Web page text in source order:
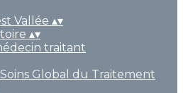
Vallée ▴▾
▴▾
traitant
Global du Traitement